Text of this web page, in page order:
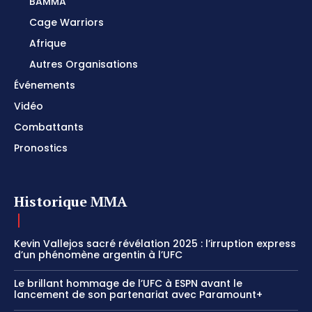
Cage Warriors
Afrique
Autres Organisations
Événements
Vidéo
Combattants
Pronostics
Historique MMA
Kevin Vallejos sacré révélation 2025 : l’irruption express
d’un phénomène argentin à l’UFC
Le brillant hommage de l’UFC à ESPN avant le
lancement de son partenariat avec Paramount+